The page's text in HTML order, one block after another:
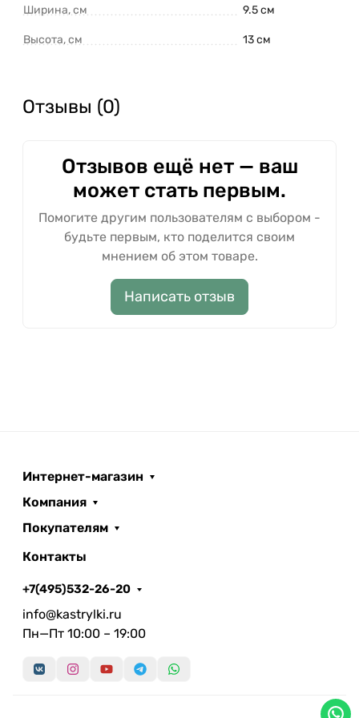
Ширина, см 9.5 см
Высота, см 13 см
Отзывы (0)
Отзывов ещё нет — ваш
может стать первым.
Помогите другим пользователям с выбором -
будьте первым, кто поделится своим
мнением об этом товаре.
Написать отзыв
Интернет-магазин
Компания
Покупателям
Контакты
+7(495)532-26-20
info@kastrylki.ru
Пн—Пт 10:00 – 19:00